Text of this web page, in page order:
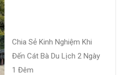
Chia Sẻ Kinh Nghiệm Khi
Đến Cát Bà Du Lịch 2 Ngày
1 Đêm